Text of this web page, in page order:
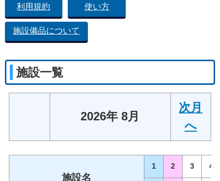
利用規約 使い方
施設備品について
施設一覧
2026年 8月
次月
へ
施設名
1 2 3 4